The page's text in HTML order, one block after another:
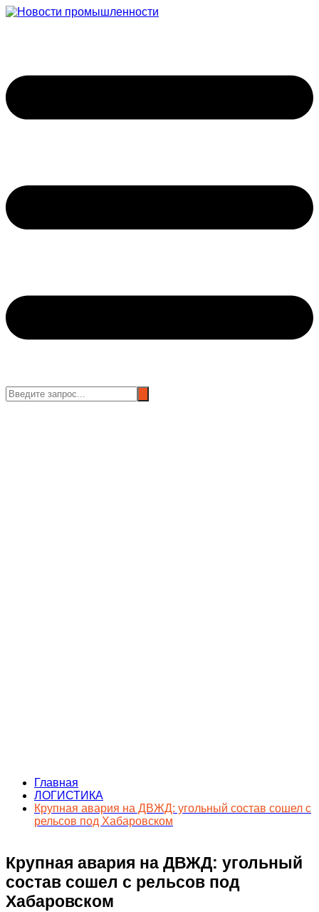
Перейти
Главная
ЛОГИСТИКА
Крупная авария на ДВЖД: угольный состав сошел с
рельсов под Хабаровском
Крупная авария на ДВЖД: угольный
состав сошел с рельсов под
Хабаровском